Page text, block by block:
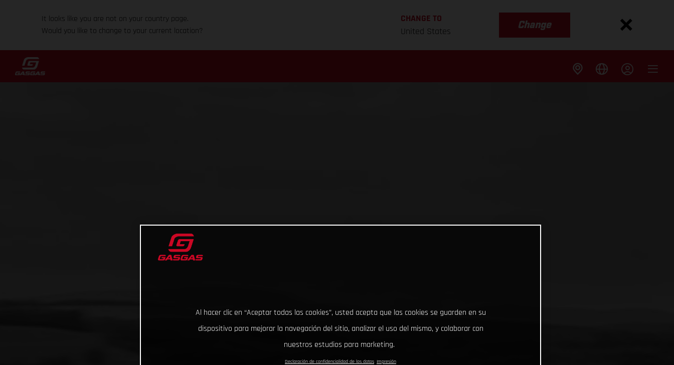
It looks like you are not on your country page.
Would you like to change to your current location?
CHANGE TO
United States
Change
Al hacer clic en “Aceptar todas las cookies”, usted acepta que las cookies se guarden en su
dispositivo para mejorar la navegación del sitio, analizar el uso del mismo, y colaborar con
nuestros estudios para marketing.
Declaración de confidencialidad de los datos Impresión